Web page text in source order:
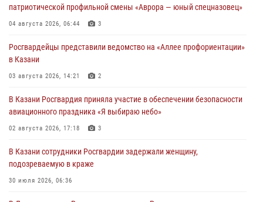
патриотической профильной смены «Аврора — юный спецназовец»
04 августа 2026, 06:44 3
Росгвардейцы представили ведомство на «Аллее профориентации»
в Казани
03 августа 2026, 14:21 2
В Казани Росгвардия приняла участие в обеспечении безопасности
авиационного праздника «Я выбираю небо»
02 августа 2026, 17:18 3
В Казани сотрудники Росгвардии задержали женщину,
подозреваемую в краже
30 июля 2026, 06:36